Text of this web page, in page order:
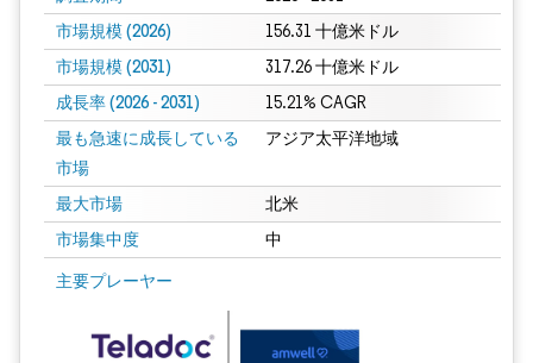
市場規模 (2026) 156.31 十億米ドル
市場規模 (2031) 317.26 十億米ドル
成長率 (2026 - 2031) 15.21% CAGR
最も急速に成長している
市場
アジア太平洋地域
最大市場 北米
市場集中度 中
主要プレーヤー
画像 © Mordor Intelligence。再利用にはCC BY 4.0の表示が必要です。